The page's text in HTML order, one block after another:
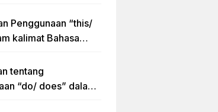
Penggunaan “this/
kalimat Bahasa
tentang
“do/ does” dalam